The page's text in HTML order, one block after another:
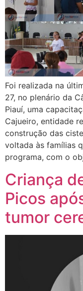
Foi realizada na
27, no plenário da
Piauí, uma
Cajueiro, entidade
construção das
voltada às famílias
programa, com o
Criança
Picos
tumor